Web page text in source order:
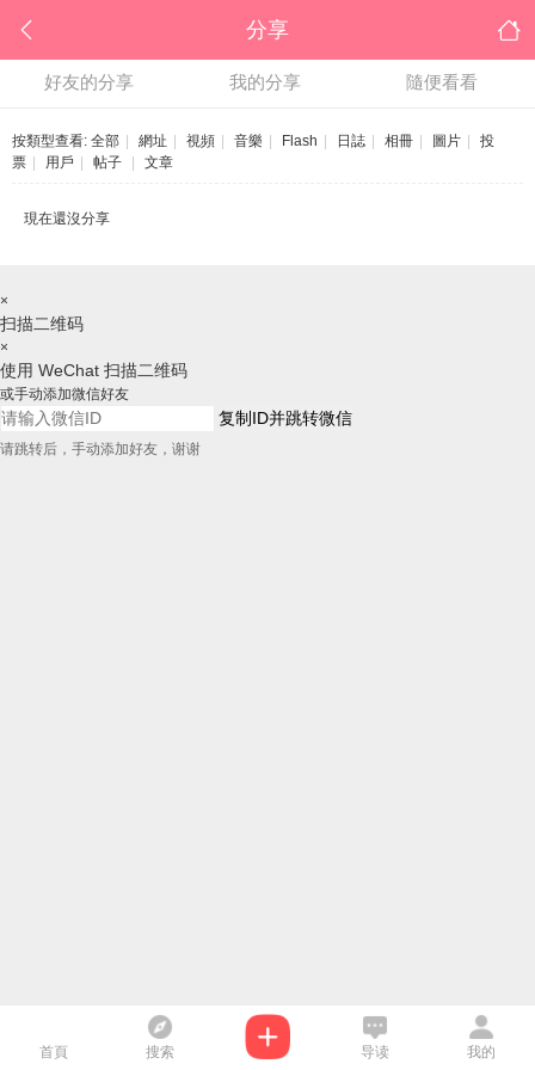
分享
好友的分享 我的分享 隨便看看
按類型查看: 全部 網址 視頻 音樂 Flash 日誌 相冊 圖片
投
票
用戶 帖子 文章
現在還沒分享
×
扫描二维码
×
使用 WeChat 扫描二维码
或手动添加微信好友
复制ID并跳转微信
请跳转后，手动添加好友，谢谢
首頁 搜索 导读 我的